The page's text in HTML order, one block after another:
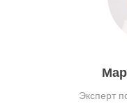
Эксперт